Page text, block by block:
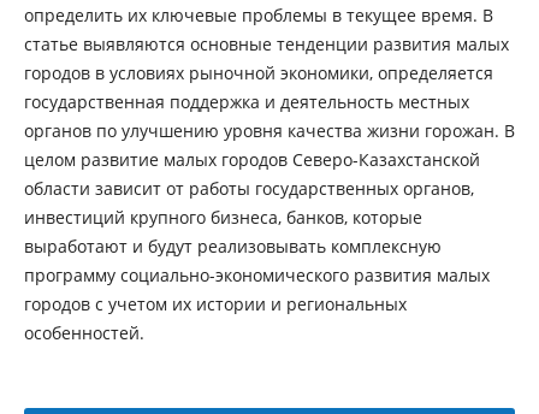
определить их ключевые проблемы в текущее время. В
статье выявляются основные тенденции развития малых
городов в условиях рыночной экономики, определяется
государственная поддержка и деятельность местных
органов по улучшению уровня качества жизни горожан. В
целом развитие малых городов Северо-Казахстанской
области зависит от работы государственных органов,
инвестиций крупного бизнеса, банков, которые
выработают и будут реализовывать комплексную
программу социально-экономического развития малых
городов с учетом их истории и региональных
особенностей.